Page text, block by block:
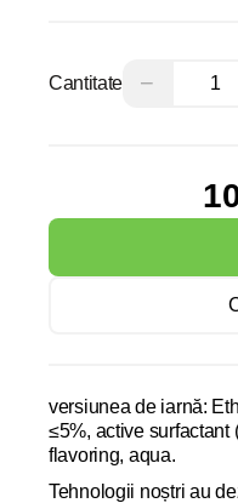
Cantitate −
versiunea de iarnă:
≤5%, active surfactant
flavoring, aqua.
Tehnologii noștri au